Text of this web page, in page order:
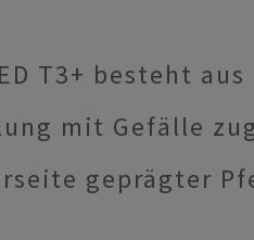
T3+ besteht
mit Gefälle
geprägter